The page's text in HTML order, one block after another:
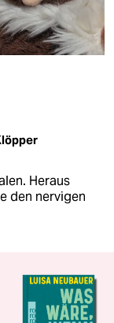
Heraus
den nervigen